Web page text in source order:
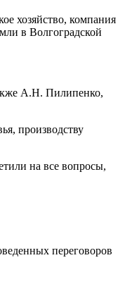
хозяйство, компания
в Волгоградской
А.Н. Пилипенко,
производству
на все вопросы,
переговоров